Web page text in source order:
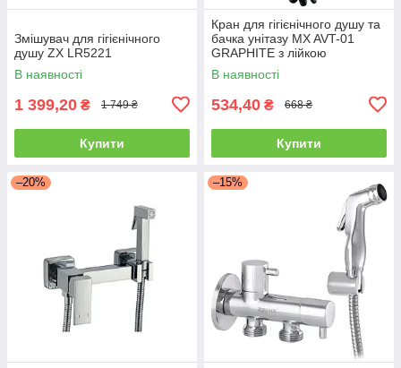
Змішувач для гігієнічного
душу ZX LR5221
В наявності
1 399,20 ₴ 1 749 ₴
Купити
Кран для гігієнічного душу та
бачка унітазу MX AVT-01
GRAPHITE з лійкою
В наявності
534,40 ₴ 668 ₴
Купити
–20% –15%